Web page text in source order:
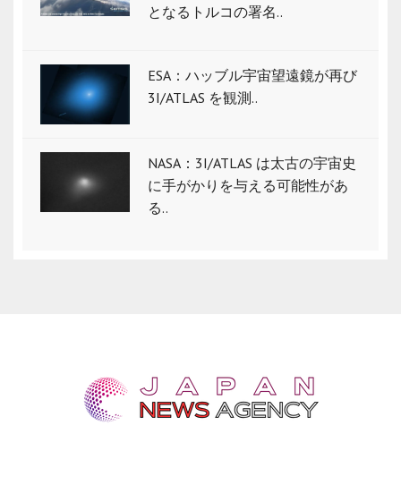
となるトルコの署名..
ESA：ハッブル宇宙望遠鏡が再び
3I/ATLAS を観測..
NASA：3I/ATLAS は太古の宇宙史
に手がかりを与える可能性があ
る..